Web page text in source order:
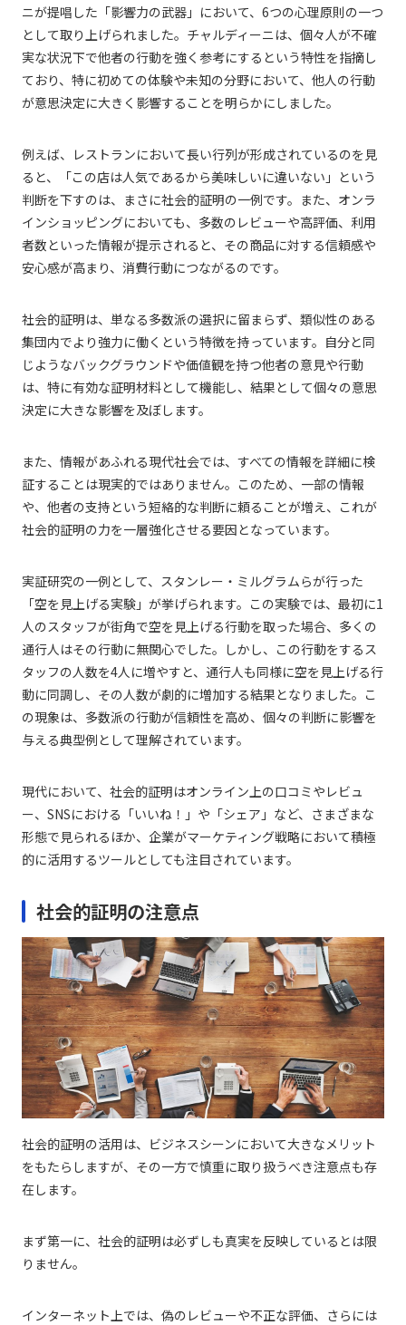
ニが提唱した「影響力の武器」において、6つの心理原則の一つ
として取り上げられました。チャルディーニは、個々人が不確
実な状況下で他者の行動を強く参考にするという特性を指摘し
ており、特に初めての体験や未知の分野において、他人の行動
が意思決定に大きく影響することを明らかにしました。
例えば、レストランにおいて長い行列が形成されているのを見
ると、「この店は人気であるから美味しいに違いない」という
判断を下すのは、まさに社会的証明の一例です。また、オンラ
インショッピングにおいても、多数のレビューや高評価、利用
者数といった情報が提示されると、その商品に対する信頼感や
安心感が高まり、消費行動につながるのです。
社会的証明は、単なる多数派の選択に留まらず、類似性のある
集団内でより強力に働くという特徴を持っています。自分と同
じようなバックグラウンドや価値観を持つ他者の意見や行動
は、特に有効な証明材料として機能し、結果として個々の意思
決定に大きな影響を及ぼします。
また、情報があふれる現代社会では、すべての情報を詳細に検
証することは現実的ではありません。このため、一部の情報
や、他者の支持という短絡的な判断に頼ることが増え、これが
社会的証明の力を一層強化させる要因となっています。
実証研究の一例として、スタンレー・ミルグラムらが行った
「空を見上げる実験」が挙げられます。この実験では、最初に1
人のスタッフが街角で空を見上げる行動を取った場合、多くの
通行人はその行動に無関心でした。しかし、この行動をするス
タッフの人数を4人に増やすと、通行人も同様に空を見上げる行
動に同調し、その人数が劇的に増加する結果となりました。こ
の現象は、多数派の行動が信頼性を高め、個々の判断に影響を
与える典型例として理解されています。
現代において、社会的証明はオンライン上の口コミやレビュ
ー、SNSにおける「いいね！」や「シェア」など、さまざまな
形態で見られるほか、企業がマーケティング戦略において積極
的に活用するツールとしても注目されています。
社会的証明の注意点
社会的証明の活用は、ビジネスシーンにおいて大きなメリット
をもたらしますが、その一方で慎重に取り扱うべき注意点も存
在します。
まず第一に、社会的証明は必ずしも真実を反映しているとは限
りません。
インターネット上では、偽のレビューや不正な評価、さらには